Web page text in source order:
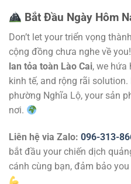
Bắt Đầu Ngày Hôm
Don’t let your triển vọng
cộng đồng chưa nghe về
lan tỏa toàn Lào Cai, we hứa
kinh tế, and rộng rãi
phường Nghĩa Lộ, your sản
nơi.
Liên hệ via Zalo: 096-313-
bắt đầu your chiến dịch
cánh cùng bạn, đảm bảo